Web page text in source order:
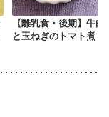
【離乳食・後期】牛肉
と玉ねぎのトマト煮